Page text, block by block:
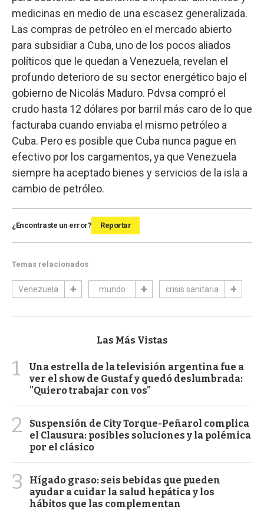
medicinas en medio de una escasez generalizada.
Las compras de petróleo en el mercado abierto
para subsidiar a Cuba, uno de los pocos aliados
políticos que le quedan a Venezuela, revelan el
profundo deterioro de su sector energético bajo el
gobierno de Nicolás Maduro. Pdvsa compró el
crudo hasta 12 dólares por barril más caro de lo que
facturaba cuando enviaba el mismo petróleo a
Cuba. Pero es posible que Cuba nunca pague en
efectivo por los cargamentos, ya que Venezuela
siempre ha aceptado bienes y servicios de la isla a
cambio de petróleo.
¿Encontraste un error? Reportar
Temas relacionados
Venezuela mundo crisis sanitaria
Las Más Vistas
1
Una estrella de la televisión argentina fue a
ver el show de Gustaf y quedó deslumbrada:
"Quiero trabajar con vos"
2
Suspensión de City Torque-Peñarol complica
el Clausura: posibles soluciones y la polémica
por el clásico
3
Hígado graso: seis bebidas que pueden
ayudar a cuidar la salud hepática y los
hábitos que las complementan